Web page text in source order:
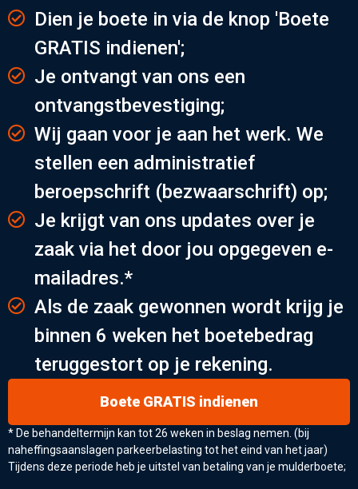
Dien je boete in via de knop 'Boete
GRATIS indienen';
Je ontvangt van ons een
ontvangstbevestiging;
Wij gaan voor je aan het werk. We
stellen een administratief
beroepschrift (bezwaarschrift) op;
Je krijgt van ons updates over je
zaak via het door jou opgegeven e-
mailadres.*
Als de zaak gewonnen wordt krijg je
binnen 6 weken het boetebedrag
teruggestort op je rekening.
Boete GRATIS indienen
* De behandeltermijn kan tot 26 weken in beslag nemen. (bij
naheffingsaanslagen parkeerbelasting tot het eind van het jaar)
Tijdens deze periode heb je uitstel van betaling van je mulderboete;